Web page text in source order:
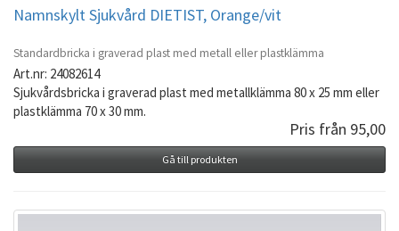
Namnskylt Sjukvård DIETIST, Orange/vit
Standardbricka i graverad plast med metall eller plastklämma
Art.nr: 24082614
Sjukvårdsbricka i graverad plast med metallklämma 80 x 25 mm eller
plastklämma 70 x 30 mm.
Pris från 95,00
Gå till produkten